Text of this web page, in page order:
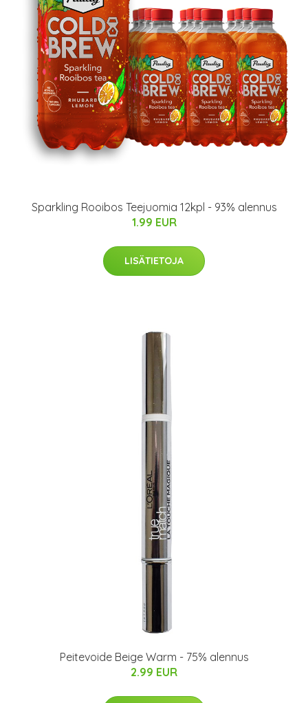
Sparkling Rooibos Teejuomia 12kpl - 93% alennus
1.99 EUR
LISÄTIETOJA
Peitevoide Beige Warm - 75% alennus
2.99 EUR